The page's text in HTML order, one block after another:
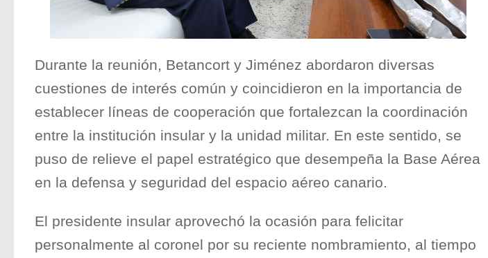
Durante la reunión, Betancort y Jiménez abordaron diversas
cuestiones de interés común y coincidieron en la importancia de
establecer líneas de cooperación que fortalezcan la coordinación
entre la institución insular y la unidad militar. En este sentido, se
puso de relieve el papel estratégico que desempeña la Base Aérea
en la defensa y seguridad del espacio aéreo canario.
El presidente insular aprovechó la ocasión para felicitar
personalmente al coronel por su reciente nombramiento, al tiempo